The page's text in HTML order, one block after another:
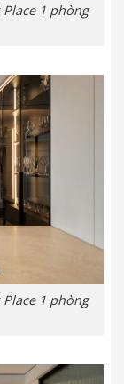
1 phòng
1 phòng